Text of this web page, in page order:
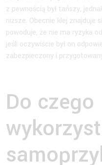
z pewnością był tańszy,
niższe. Obecnie klej znajduje
powoduje, że nie ma ryzyka
jeśli oczywiście był on
zabezpieczony i
Do czego